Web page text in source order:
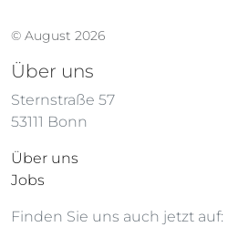
© August 2026
Über uns
Sternstraße 57
53111 Bonn
Über uns
Jobs
Finden Sie uns auch jetzt auf: